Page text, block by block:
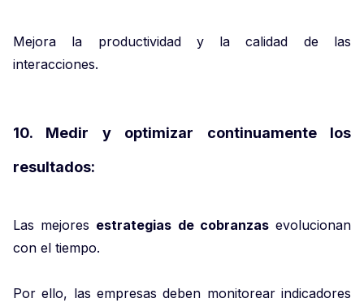
Mejora la productividad y la calidad de las
interacciones.
10. Medir y optimizar continuamente los
resultados:
Las mejores estrategias de cobranzasevolucionan
con el tiempo.
Por ello, las empresas deben monitorear indicadores